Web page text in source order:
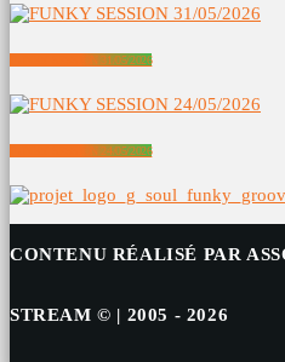
FUNKY SESSION 31/05/2026
FUNKY SESSION 24/05/2026
CONTENU RÉALISÉ PAR
STREAM © | 2005 - 2026